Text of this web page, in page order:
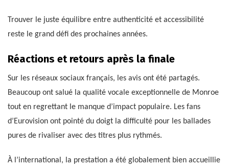
Trouver le juste équilibre entre authenticité et accessibilité
reste le grand défi des prochaines années.
Réactions et retours après la finale
Sur les réseaux sociaux français, les avis ont été partagés.
Beaucoup ont salué la qualité vocale exceptionnelle de Monroe
tout en regrettant le manque d’impact populaire. Les fans
d’Eurovision ont pointé du doigt la difficulté pour les ballades
pures de rivaliser avec des titres plus rythmés.
À l’international, la prestation a été globalement bien accueillie